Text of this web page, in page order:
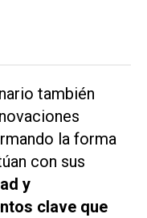
también
la forma
con sus
y
clave que